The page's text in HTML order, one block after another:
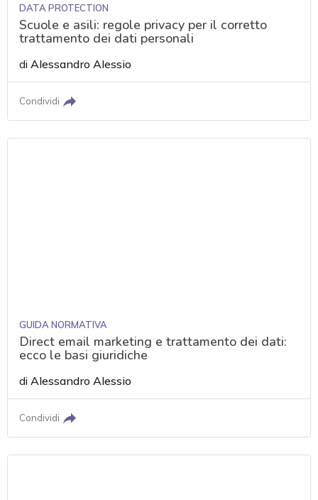
DATA PROTECTION
Scuole e asili: regole privacy per il corretto
trattamento dei dati personali
diAlessandro Alessio
Condividi
GUIDA NORMATIVA
Direct email marketing e trattamento dei dati:
ecco le basi giuridiche
diAlessandro Alessio
Condividi